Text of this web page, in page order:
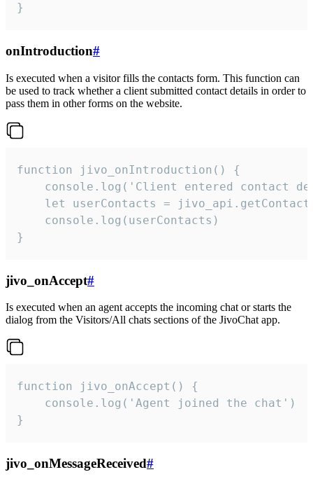
}
onIntroduction#
Is executed when a visitor fills the contacts form. This function can
be used to track whether a client submitted contact details in order to
pass them in other forms on the website.
function jivo_onIntroduction() {
console.log('Client entered contact
let userContacts =
    console.log(userContacts)
}
jivo_onAccept#
Is executed when an agent accepts the incoming chat or starts the
dialog from the Visitors/All chats sections of the JivoChat app.
function jivo_onAccept() {
}
jivo_onMessageReceived#